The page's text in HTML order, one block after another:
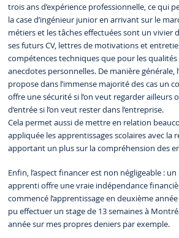
trois ans d’expérience professionnelle, ce qui
la case d’ingénieur junior en arrivant sur le
métiers et les tâches effectuées sont un vivier
ses futurs CV, lettres de motivations et
compétences techniques que pour les
anecdotes personnelles. De manière générale,
propose dans l’immense majorité des cas un
offre une sécurité si l’on veut regarder ailleurs
d’entrée si l’on veut rester dans l’entreprise.
Cela permet aussi de mettre en relation
appliquée les apprentissages scolaires avec la
apportant un plus sur la compréhension des
Enfin, l’aspect financer est non négligeable : un
apprenti offre une vraie indépendance
commencé l’apprentissage en deuxième année
pu effectuer un stage de 13 semaines à
année sur mes propres deniers par exemple.